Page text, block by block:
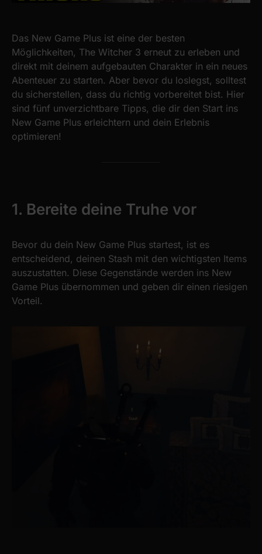
Das New Game Plus ist eine der besten
Möglichkeiten, The Witcher 3 erneut zu erleben und
direkt mit deinem aufgebauten Charakter in ein neues
Abenteuer zu starten. Aber bevor du loslegst, solltest
du sicherstellen, dass du richtig vorbereitet bist. Hier
sind fünf unverzichtbare Tipps, die dir den Start ins
New Game Plus erleichtern und dein Erlebnis
optimieren!
1. Bereite deine Truhe vor
Bevor du dein New Game Plus startest, ist es
entscheidend, deinen Stash mit den wichtigsten Items
auszustatten. Diese Gegenstände werden ins New
Game Plus übernommen und geben dir einen riesigen
Vorteil.